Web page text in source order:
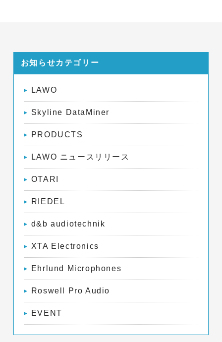
お知らせカテゴリー
LAWO
Skyline DataMiner
PRODUCTS
LAWO ニュースリリース
OTARI
RIEDEL
d&b audiotechnik
XTA Electronics
Ehrlund Microphones
Roswell Pro Audio
EVENT